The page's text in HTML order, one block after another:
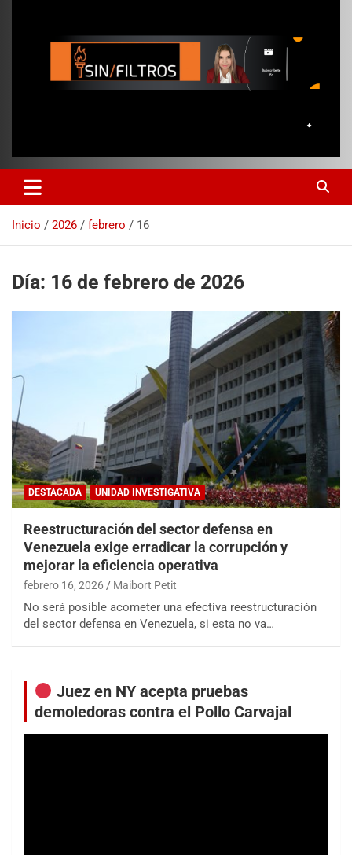
Inicio 2026 febrero 16
Día: 16 de febrero de 2026
DESTACADA UNIDAD INVESTIGATIVA
Reestructuración del sector defensa en
Venezuela exige erradicar la corrupción y
mejorar la eficiencia operativa
febrero 16, 2026 Maibort Petit
No será posible acometer una efectiva reestructuración
del sector defensa en Venezuela, si esta no va…
Juez en NY acepta pruebas
demoledoras contra el Pollo Carvajal